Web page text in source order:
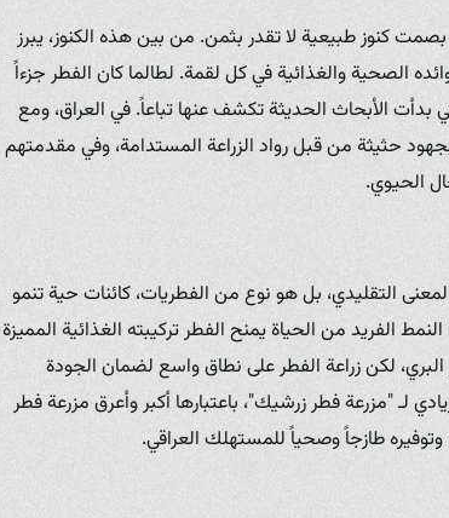
كنوز طبيعية لا تقدر بثمن. من بين هذه الكنوز، يبرز
الصحية والغذائية في كل لقمة. لطالما كان الفطر جزءاً
بدأت الأبحاث الحديثة تكشف عنها تباعاً. في العراق، ومع
بجهود حثيثة من قبل رواد الزراعة المستدامة، وفي مقدمتهم
الحيوي.
التقليدي، بل هو نوع من الفطريات، كائنات حية تنمو
الفريد من الحياة يمنح الفطر تركيبته الغذائية المميزة
لكن زراعة الفطر على نطاق واسع لضمان الجودة
لـ "مزرعة فطر زرشيك"، باعتبارها أكبر وأعرق مزرعة فطر
وتوفيره طازجاً وصحياً للمستهلك العراقي.